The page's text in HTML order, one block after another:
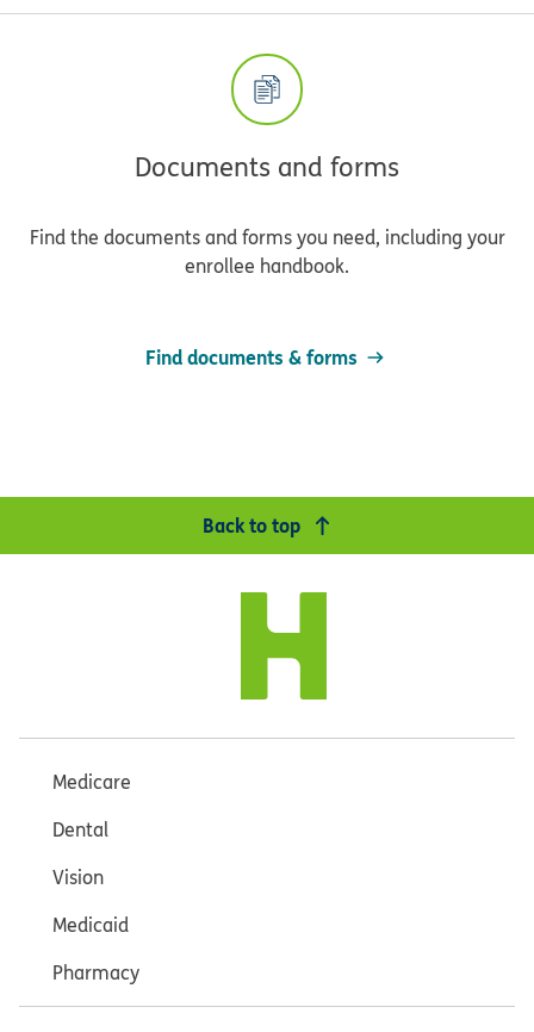
Documents and forms
Find the documents and forms you need, including your
enrollee handbook.
Find documents & forms
Back to top
Medicare
Dental
Vision
Medicaid
Pharmacy